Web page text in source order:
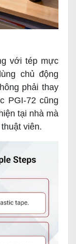
với tép mực
chủ động
phải thay
PGI-72 cũng
tại nhà mà
viên.